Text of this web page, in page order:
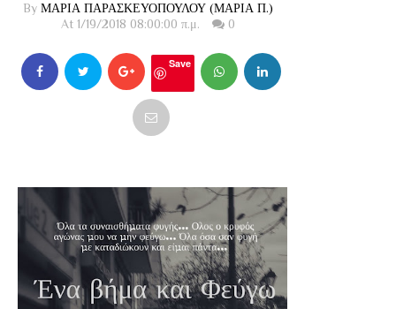
By ΜΑΡΙΑ ΠΑΡΑΣΚΕΥΟΠΟΥΛΟΥ (ΜΑΡΙΑ Π.)
At 1/19/2018 08:00:00 π.μ.
0
Save